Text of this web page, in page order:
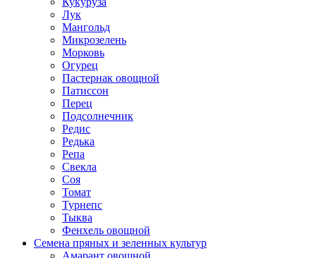
Лук
Мангольд
Микрозелень
Морковь
Огурец
Пастернак овощной
Патиссон
Перец
Подсолнечник
Редис
Редька
Репа
Свекла
Соя
Томат
Турнепс
Тыква
Фенхель овощной
Семена пряных и зеленных культур